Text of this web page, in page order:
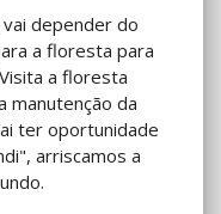
depender do
a floresta para
a floresta
manutenção da
ter oportunidade
arriscamos a